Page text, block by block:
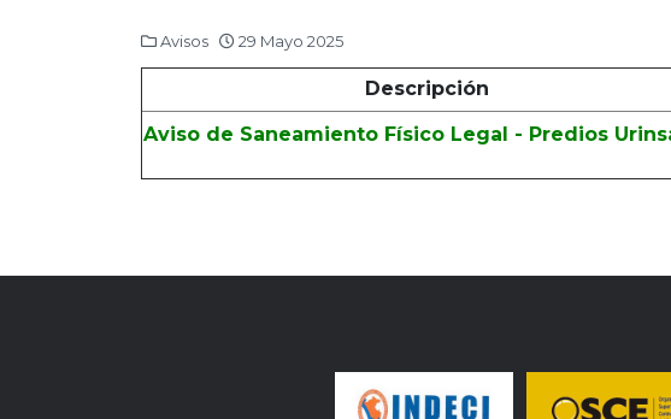
Avisos 29 Mayo 2025
Descripción
Aviso de Saneamiento Físico Legal - Predios